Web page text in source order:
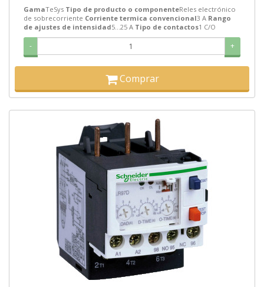
GamaTeSys Tipo de producto o componenteReles electrónico
de sobrecorriente Corriente termica convencional3 A Rango
de ajustes de intensidad5…25 A Tipo de contactos1 C/O
- +
Comprar